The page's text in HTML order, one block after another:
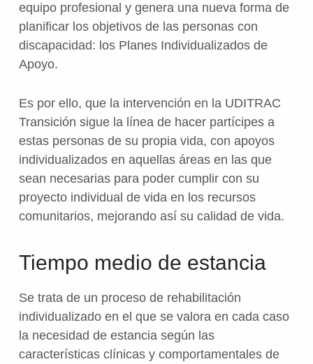
equipo profesional y genera una nueva forma de
planificar los objetivos de las personas con
discapacidad: los Planes Individualizados de
Apoyo.
Es por ello, que la intervención en la UDITRAC
Transición sigue la línea de hacer partícipes a
estas personas de su propia vida, con apoyos
individualizados en aquellas áreas en las que
sean necesarias para poder cumplir con su
proyecto individual de vida en los recursos
comunitarios, mejorando así su calidad de vida.
Tiempo medio de estancia
Se trata de un proceso de rehabilitación
individualizado en el que se valora en cada caso
la necesidad de estancia según las
características clínicas y comportamentales de